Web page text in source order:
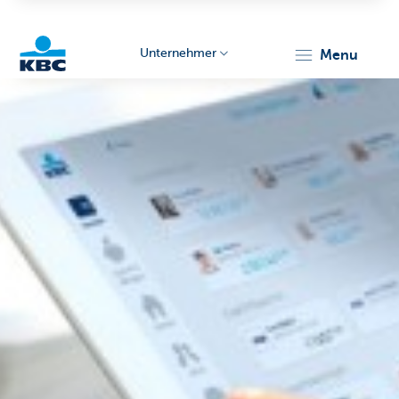
Unternehmer
Unternehmer menu